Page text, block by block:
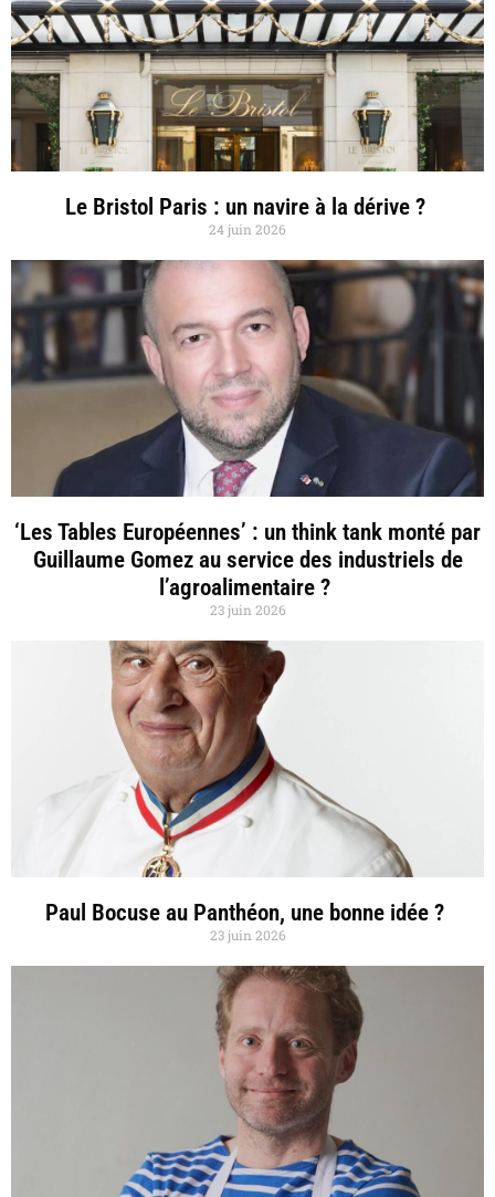
Le Bristol Paris : un navire à la dérive ?
24 juin 2026
‘Les Tables Européennes’ : un think tank monté par
Guillaume Gomez au service des industriels de
l’agroalimentaire ?
23 juin 2026
Paul Bocuse au Panthéon, une bonne idée ?
23 juin 2026